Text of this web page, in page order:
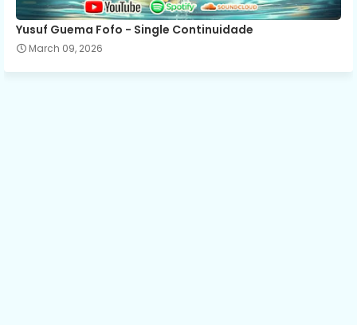
Yusuf Guema Fofo - Single Continuidade
March 09, 2026